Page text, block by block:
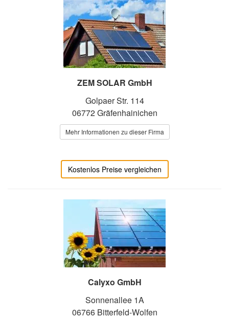
ZEM SOLAR GmbH
Golpaer Str. 114
06772 Gräfenhainichen
Mehr Informationen zu dieser Firma
Kostenlos Preise vergleichen
Calyxo GmbH
Sonnenallee 1A
06766 Bitterfeld-Wolfen